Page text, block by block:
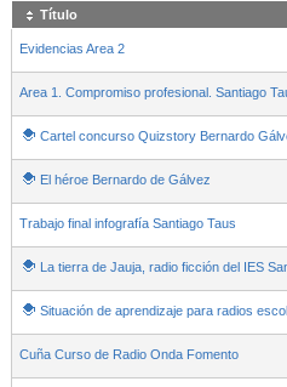
Título
Evidencias Area 2
Area 1. Compromiso profesional. Santiago
Cartel concurso Quizstory Bernardo
El héroe Bernardo de Gálvez
Trabajo final infografía Santiago Taus
La tierra de Jauja, radio ficción del IES
Situación de aprendizaje para radios
Cuña Curso de Radio Onda Fomento